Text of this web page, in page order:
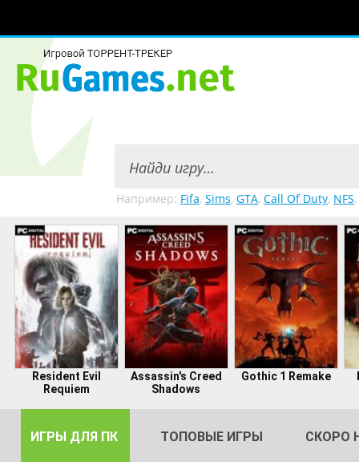
Например: Fifa, Sims, GTA, Call Of Duty, NFS,
Resident Evil
Requiem
Assassin's Creed
Shadows
Gothic 1 Remake
ИГРЫ ДЛЯ ПК ТОПОВЫЕ ИГРЫ СКОРО